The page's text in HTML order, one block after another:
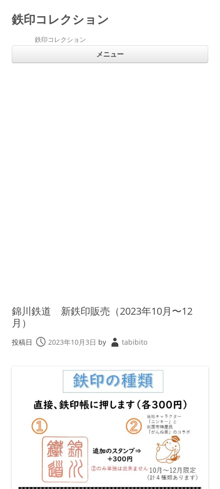
鉄印コレクション
鉄印コレクション
メニュー
錦川鉄道 新鉄印販売（2023年10月〜12
月）
投稿日 2023年10月3日 by tabibito